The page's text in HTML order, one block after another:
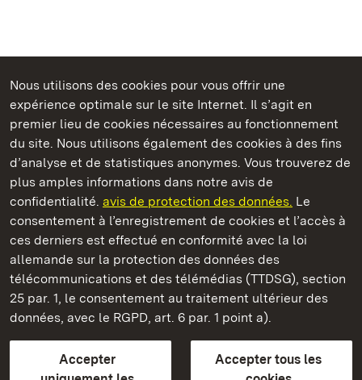
Nous utilisons des cookies pour vous offrir une
expérience optimale sur le site Internet. Il s’agit en
premier lieu de cookies nécessaires au fonctionnement
du site. Nous utilisons également des cookies à des fins
d’analyse et de statistiques anonymes. Vous trouverez de
plus amples informations dans notre avis de
confidentialité. avis de protection des données. Le
consentement à l’enregistrement de cookies et l’accès à
ces derniers est effectué en conformité avec la loi
allemande sur la protection des données des
télécommunications et des télémédias (TTDSG), section
25 par. 1, le consentement au traitement ultérieur des
données, avec le RGPD, art. 6 par. 1 point a).
Accepter
Accepter tous les
Châteaux et jardins publics du Bade-Wurtemberg
Château résidentiel de Rastatt
Châteaux et jardins publics du Bade-Wurtemberg
Contact et InformationsFAQ et réponsesMentions légales
Protection des données
Explications sur l’accessibilité
BITV-konform (geprüfte Seiten)
plus loin